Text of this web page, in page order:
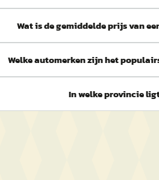
Wat is de gemiddelde prijs van
Welke automerken zijn het
In welke provincie